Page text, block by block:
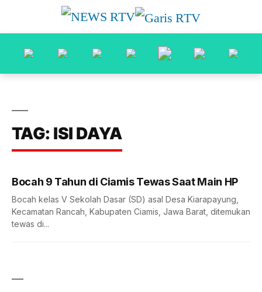
TAG: ISI DAYA
Bocah 9 Tahun di Ciamis Tewas Saat Main HP
Bocah kelas V Sekolah Dasar (SD) asal Desa Kiarapayung,
Kecamatan Rancah, Kabupaten Ciamis, Jawa Barat, ditemukan
tewas di...